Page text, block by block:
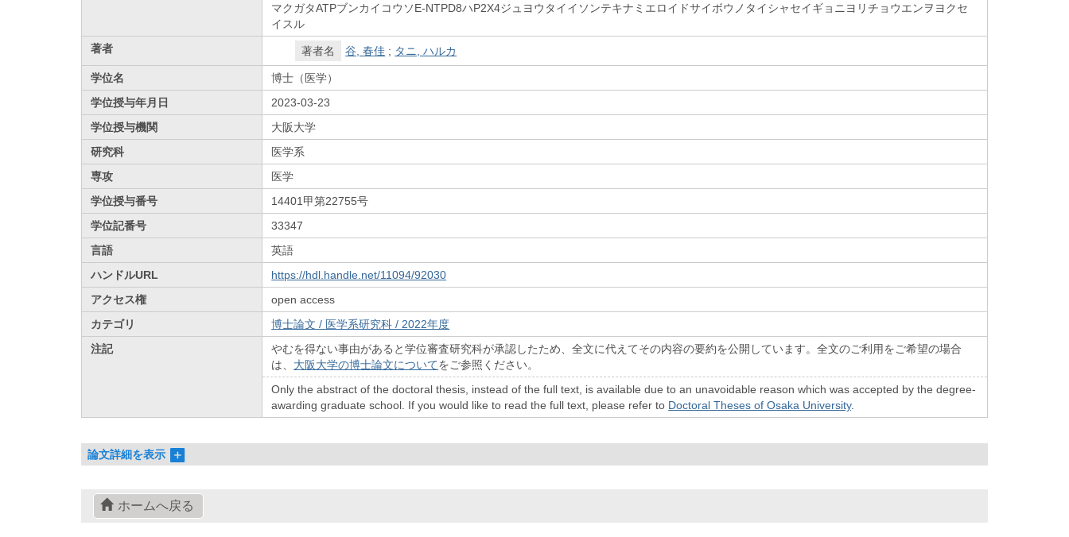
マクガタATPブンカイコウソE-NTPD8ハP2X4ジュヨウタイイソンテキナミエロイドサイボウノタイシャセイギョニヨリチョウエンヲヨクセ
イスル
著者
著者名 谷, 春佳 ; タニ, ハルカ
学位名
博士（医学）
学位授与年月日
2023-03-23
学位授与機関
大阪大学
研究科
医学系
専攻
医学
学位授与番号
14401甲第22755号
学位記番号
33347
言語
英語
ハンドルURL
https://hdl.handle.net/11094/92030
アクセス権
open access
カテゴリ
博士論文 / 医学系研究科 / 2022年度
注記
やむを得ない事由があると学位審査研究科が承認したため、全文に代えてその内容の要約を公開しています。全文のご利用をご希望の場合
は、 大阪大学の博士論文についてをご参照ください。
Only the abstract of the doctoral thesis, instead of the full text, is available due to an unavoidable reason which was accepted by the degree-
awarding graduate school. If you would like to read the full text, please refer to Doctoral Theses of Osaka University.
論文詳細を表示
ホームへ戻る